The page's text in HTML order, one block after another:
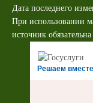
Дата последнего
При использовании
источник обязательна
Решаем вместе